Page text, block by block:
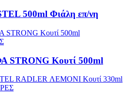
500ml Φιάλη επ/νη
Κουτί 500ml